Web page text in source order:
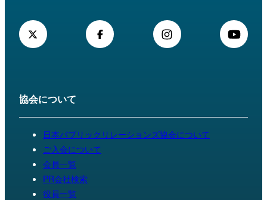
協会について
日本パブリックリレーションズ協会について
ご入会について
会員一覧
PR会社検索
役員一覧